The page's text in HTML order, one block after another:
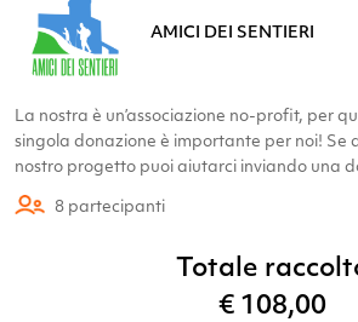
AMICI DEI SENTIERI
La nostra è un’associazione no-profit, per
singola donazione è importante per noi! Se
nostro progetto puoi aiutarci inviando una
8 partecipanti
Totale
€ 108,00